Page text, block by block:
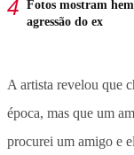
Fotos mostram
agressão do ex
A artista revelou que
época, mas que um
procurei um amigo e